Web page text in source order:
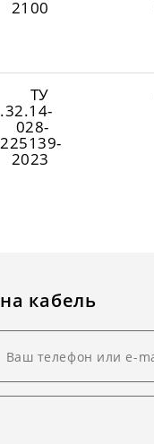
2100
ТУ
028-
2023
кабель